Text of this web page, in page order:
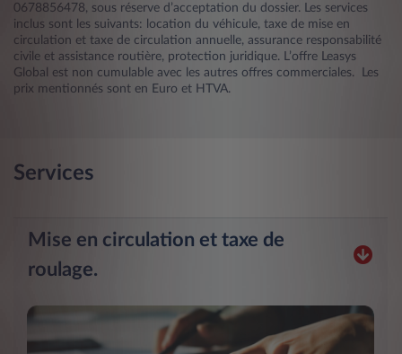
0678856478, sous réserve d’acceptation du dossier. Les services
inclus sont les suivants: location du véhicule, taxe de mise en
circulation et taxe de circulation annuelle, assurance responsabilité
civile et assistance routière, protection juridique. L’offre Leasys
Global est non cumulable avec les autres offres commerciales. Les
prix mentionnés sont en Euro et HTVA.
Services
Mise en circulation et taxe de
roulage.